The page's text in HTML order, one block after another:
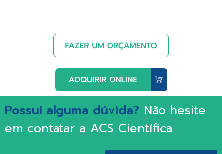
Possui alguma dúvida? Não hesite
em contatar a ACS Científica